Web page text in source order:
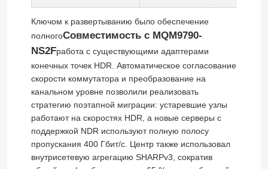
Свяжитесь с нами
Новости
Случаи
Запросить расценки
Ключом к развертыванию было обеспечение
полногоСовместимость с MQM9790-
NS2Fработа с существующими адаптерами
конечных точек HDR. Автоматическое согласование
скорости коммутатора и преобразование на
канальном уровне позволили реализовать
стратегию поэтапной миграции: устаревшие узлы
работают на скоростях HDR, а новые серверы с
поддержкой NDR используют полную полосу
пропускания 400 Гбит/с. Центр также использовал
внутрисетевую агрегацию SHARPv3, сократив